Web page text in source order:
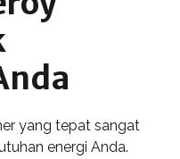
yang tepat sangat
energi Anda.